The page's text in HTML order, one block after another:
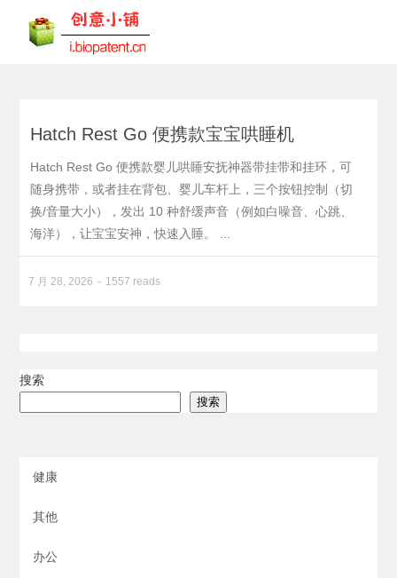
Hatch Rest Go 便携款宝宝哄睡机
Hatch Rest Go 便携款婴儿哄睡安抚神器带挂带和挂环，可
随身携带，或者挂在背包、婴儿车杆上，三个按钮控制（切
换/音量大小），发出 10 种舒缓声音（例如白噪音、心跳、
海洋），让宝宝安神，快速入睡。 ...
7 月 28, 2026 1557 reads
搜索
搜索
健康
其他
办公